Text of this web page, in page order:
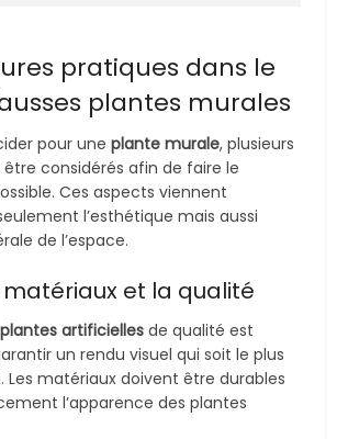
pratiques dans le
plantes murales
pour uneplante murale, plusieurs
considérés afin de faire le
Ces aspects viennent
l’esthétique mais aussi
de l’espace.
matériaux et la qualité
plantes artificielles de qualité est
un rendu visuel qui soit le plus
Les matériaux doivent être durables
l’apparence des plantes